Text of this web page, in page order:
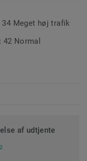
34 Meget høj trafik
42 Normal
af udtjente
2